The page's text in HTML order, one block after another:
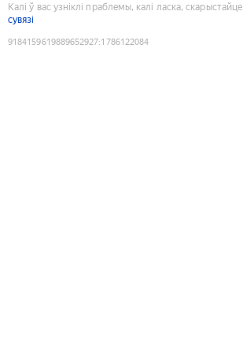
Калі ў вас узніклі праблемы, калі ласка, скарыстайце
сувязі
9184159619889652927:1786122084